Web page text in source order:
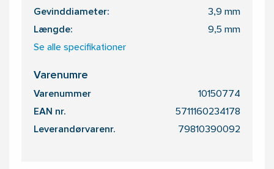
Gevinddiameter: 3,9 mm
Længde: 9,5 mm
Se alle specifikationer
Varenumre
Varenummer 10150774
EAN nr. 5711160234178
Leverandørvarenr. 79810390092